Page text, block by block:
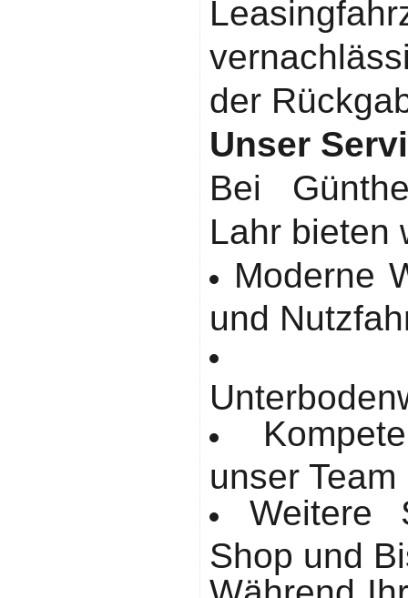
der
Unser
Bei
Lahr bieten
Moderne
und
unser Team
Weitere
Shop und